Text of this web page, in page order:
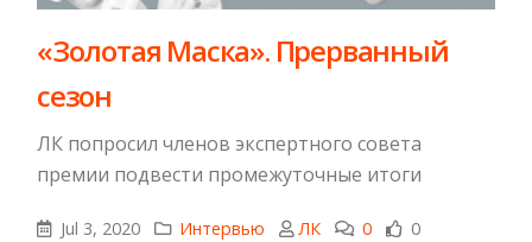
​«Золотая Маска». Прерванный
сезон
ЛК попросил членов экспертного совета
премии подвести промежуточные итоги
Jul 3, 2020 Интервью ЛК 0 0